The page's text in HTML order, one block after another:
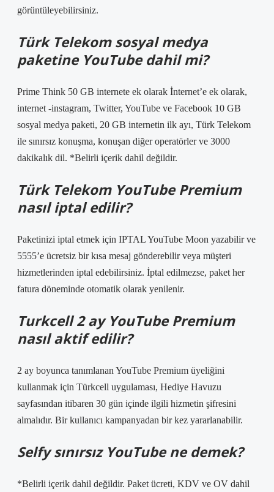
görüntüleyebilirsiniz.
Türk Telekom sosyal medya
paketine YouTube dahil mi?
Prime Think 50 GB internete ek olarak İnternet’e ek olarak,
internet -instagram, Twitter, YouTube ve Facebook 10 GB
sosyal medya paketi, 20 GB internetin ilk ayı, Türk Telekom
ile sınırsız konuşma, konuşan diğer operatörler ve 3000
dakikalık dil. *Belirli içerik dahil değildir.
Türk Telekom YouTube Premium
nasıl iptal edilir?
Paketinizi iptal etmek için IPTAL YouTube Moon yazabilir ve
5555’e ücretsiz bir kısa mesaj gönderebilir veya müşteri
hizmetlerinden iptal edebilirsiniz. İptal edilmezse, paket her
fatura döneminde otomatik olarak yenilenir.
Turkcell 2 ay YouTube Premium
nasıl aktif edilir?
2 ay boyunca tanımlanan YouTube Premium üyeliğini
kullanmak için Türkcell uygulaması, Hediye Havuzu
sayfasından itibaren 30 gün içinde ilgili hizmetin şifresini
almalıdır. Bir kullanıcı kampanyadan bir kez yararlanabilir.
Selfy sınırsız YouTube ne demek?
*Belirli içerik dahil değildir. Paket ücreti, KDV ve OV dahil